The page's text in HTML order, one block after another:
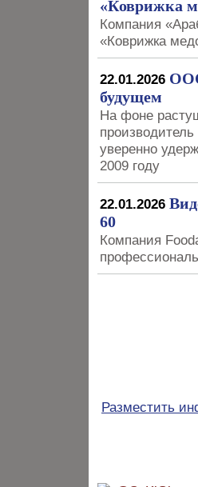
«Коврижка
Компания
«Коврижка
22.01.2026
будущем
На фоне
уверенно
2009 году
22.01.2026
60
Компания
Разместить